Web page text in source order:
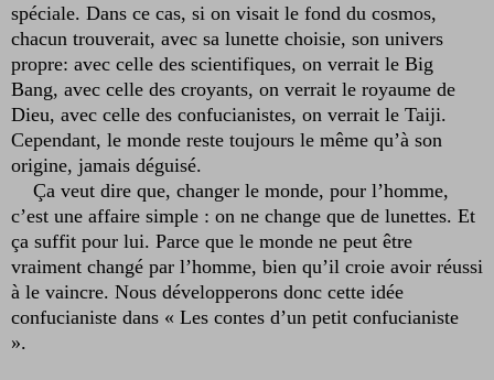
spéciale. Dans ce cas, si on visait le fond du cosmos,
chacun trouverait, avec sa lunette choisie, son univers
propre: avec celle des scientifiques, on verrait le Big
Bang, avec celle des croyants, on verrait le royaume de
Dieu, avec celle des confucianistes, on verrait le Taiji.
Cependant, le monde reste toujours le même qu’à son
origine, jamais déguisé.
Ça veut dire que, changer le monde, pour l’homme,
c’est une affaire simple : on ne change que de lunettes. Et
ça suffit pour lui. Parce que le monde ne peut être
vraiment changé par l’homme, bien qu’il croie avoir réussi
à le vaincre. Nous développerons donc cette idée
confucianiste dans « Les contes d’un petit confucianiste
».